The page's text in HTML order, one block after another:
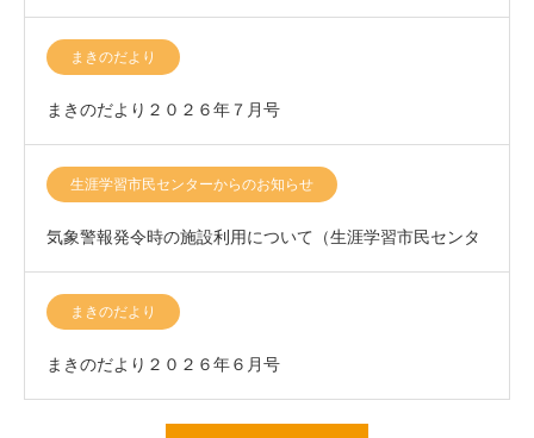
まきのだより
まきのだより２０２６年７月号
生涯学習市民センターからのお知らせ
気象警報発令時の施設利用について（生涯学習市民センタ
ー）まきのだより
まきのだより２０２６年６月号